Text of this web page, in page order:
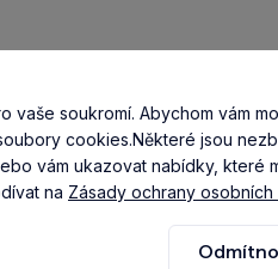
vaše soukromí. Abychom vám
cookies.Některé jsou
vám ukazovat nabídky, které
na Zásady ochrany osobních